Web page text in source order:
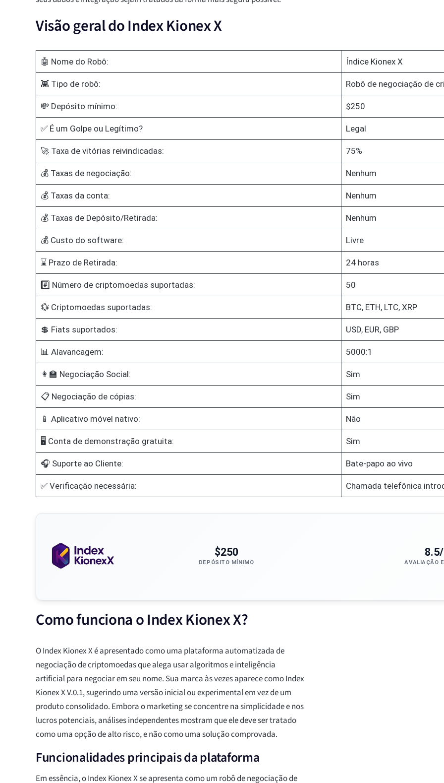
Visão geral do Index Kionex X
🤖 Nome do Robô: Índice Kionex X
👾 Tipo de robô: Robô de negociação de
💸 Depósito mínimo: $250
✅ É um Golpe ou Legítimo? Legal
🚀 Taxa de vitórias reivindicadas: 75%
💰 Taxas de negociação: Nenhum
💰 Taxas da conta: Nenhum
💰 Taxas de Depósito/Retirada: Nenhum
💰 Custo do software: Livre
⌛ Prazo de Retirada: 24 horas
#️⃣ Número de criptomoedas suportadas: 50
💱 Criptomoedas suportadas: BTC, ETH, LTC, XRP
💲 Fiats suportados: USD, EUR, GBP
📊 Alavancagem: 5000:1
👩‍🏫 Negociação Social: Sim
📋 Negociação de cópias: Sim
📱 Aplicativo móvel nativo: Não
🖥️ Conta de demonstração gratuita: Sim
🎧 Suporte ao Cliente: Bate-papo ao vivo
✅ Verificação necessária: Chamada telefônica
$250
DEPÓSITO MÍNIMO AVALIAÇÃO
Como funciona o Index Kionex X?
O Index Kionex X é apresentado como uma plataforma automatizada de
negociação de criptomoedas que alega usar algoritmos e inteligência
artificial para negociar em seu nome. Sua marca às vezes aparece como Index
Kionex X V.0.1, sugerindo uma versão inicial ou experimental em vez de um
produto consolidado. Embora o marketing se concentre na simplicidade e nos
lucros potenciais, análises independentes mostram que ele deve ser tratado
como uma opção de alto risco, e não como uma solução comprovada.
Funcionalidades principais da plataforma
Em essência, o Index Kionex X se apresenta como um robô de negociação de